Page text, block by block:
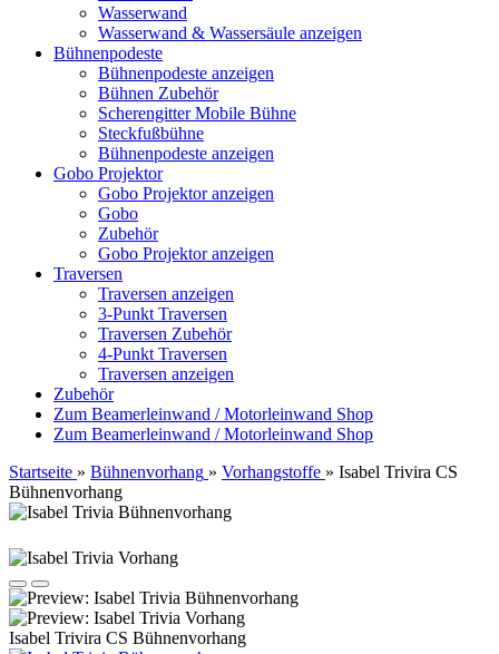
Wasserwand
Wasserwand & Wassersäule anzeigen
Bühnenpodeste
Bühnenpodeste anzeigen
Bühnen Zubehör
Scherengitter Mobile Bühne
Steckfußbühne
Bühnenpodeste anzeigen
Gobo Projektor
Gobo Projektor anzeigen
Gobo
Zubehör
Gobo Projektor anzeigen
Traversen
Traversen anzeigen
3-Punkt Traversen
Traversen Zubehör
4-Punkt Traversen
Traversen anzeigen
Zubehör
Zum Beamerleinwand / Motorleinwand Shop
Zum Beamerleinwand / Motorleinwand Shop
Startseite » Bühnenvorhang » Vorhangstoffe » Isabel Trivira CS
Bühnenvorhang
Isabel Trivira CS Bühnenvorhang